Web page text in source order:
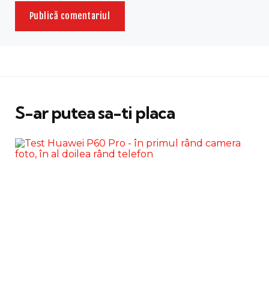
S-ar putea sa-ti placa